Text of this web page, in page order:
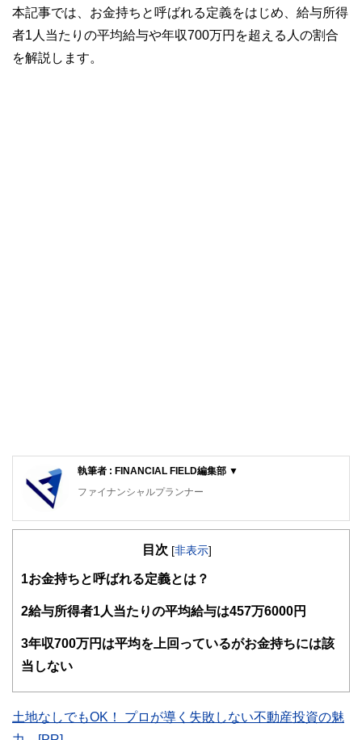
本記事では、お金持ちと呼ばれる定義をはじめ、給与所得
者1人当たりの平均給与や年収700万円を超える人の割合
を解説します。
執筆者 : FINANCIAL FIELD編集部 ▼
ファイナンシャルプランナー
FinancialField編集部は、金融、経済に関する記事を、日々
知識がない方でも理解できるようわかりやすく発信していま
得者を中心に「お金や暮らし」に関する書籍・雑誌の編集経
験者で構成され、企画立案から記事掲載まですべての工程に
ドバイザー、DCプランナー、公認会計士、社会保険労務
ど150名以上の有資格者を執筆者・監修者として迎え、むず
目次 [非表示]
1 お金持ちと呼ばれる定義とは？
2給与所得者1人当たりの平均給与は457万6000円
3年収700万円は平均を上回っているがお金持ちには該
当しない
土地なしでもOK！ プロが導く失敗しない不動産投資の魅